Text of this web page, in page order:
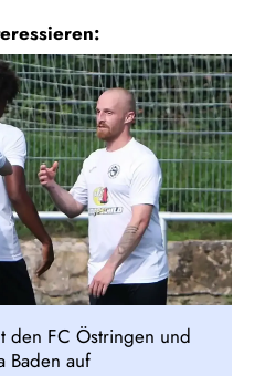
den FC Östringen und
Baden auf